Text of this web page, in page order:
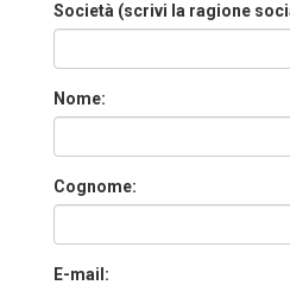
Società (scrivi la ragione
Nome:
Cognome:
E-mail: